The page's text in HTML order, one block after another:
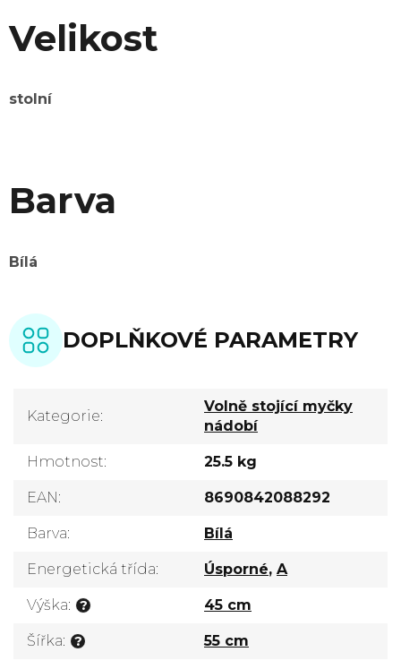
Velikost
stolní
Barva
Bílá
DOPLŇKOVÉ PARAMETRY
Kategorie:
Volně stojící myčky
nádobí
Hmotnost: 25.5 kg
EAN: 8690842088292
Barva: Bílá
Energetická třída: Úsporné, A
?
Výška: 45 cm
?
Šířka: 55 cm